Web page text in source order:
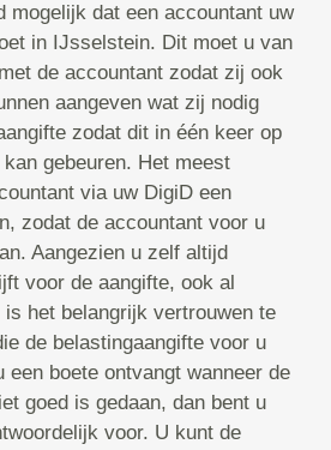
mogelijk dat een accountant uw
in IJsselstein. Dit moet u van
de accountant zodat zij ook
aangeven wat zij nodig
zodat dit in één keer op
gebeuren. Het meest
via uw DigiD een
zodat de accountant voor u
Aangezien u zelf altijd
voor de aangifte, ook al
het belangrijk vertrouwen te
de belastingaangifte voor u
een boete ontvangt wanneer de
goed is gedaan, dan bent u
voor. U kunt de